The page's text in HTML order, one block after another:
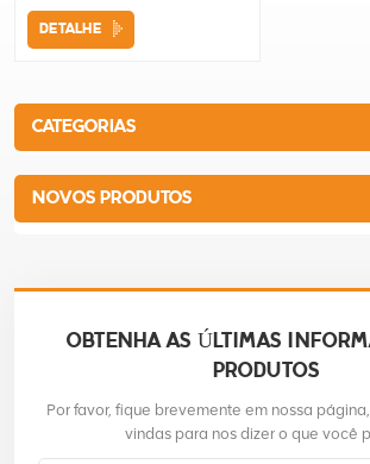
DETALHE
CATEGORIAS
NOVOS PRODUTOS
OBTENHA AS ÚLTIMAS
PRODUTOS
Por favor, fique brevemente em nossa
vindas para nos dizer o que você